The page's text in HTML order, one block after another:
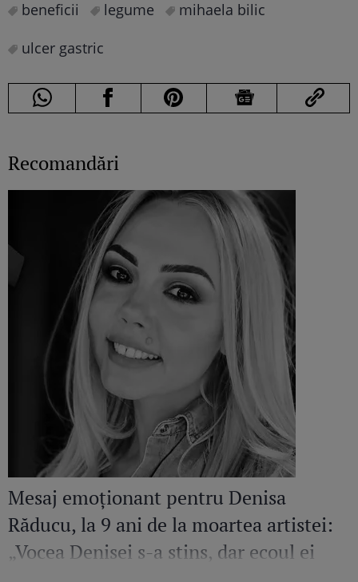
beneficii legume
mihaela bilic
ulcer gastric
Recomandări
Mesaj emoționant pentru Denisa
Răducu, la 9 ani de la moartea artistei:
„Vocea Denisei s-a stins, dar ecoul ei